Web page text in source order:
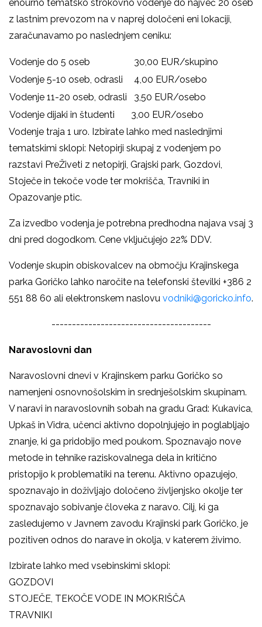
enourno tematsko strokovno vodenje do največ 20 oseb
z lastnim prevozom na v naprej določeni eni lokaciji,
zaračunavamo po naslednjem ceniku:
Vodenje do 5 oseb
30,00 EUR/skupino
Vodenje 5-10 oseb, odrasli
4,00 EUR/osebo
Vodenje 11-20 oseb, odrasli
3,50 EUR/osebo
Vodenje dijaki in študenti
3,00 EUR/osebo
Vodenje traja 1 uro. Izbirate lahko med naslednjimi
tematskimi sklopi: Netopirji skupaj z vodenjem po
razstavi PreŽiveti z netopirji, Grajski park, Gozdovi,
Stoječe in tekoče vode ter mokrišča, Travniki in
Opazovanje ptic.
Za izvedbo vodenja je potrebna predhodna najava vsaj 3
dni pred dogodkom. Cene vključujejo 22% DDV.
Vodenje skupin obiskovalcev na območju Krajinskega
parka Goričko lahko naročite na telefonski številki +386 2
551 88 60 ali elektronskem naslovu vodniki@goricko.info.
---------------------------------------
Naravoslovni dan
Naravoslovni dnevi v Krajinskem parku Goričko so
namenjeni osnovnošolskim in srednješolskim skupinam.
V naravi in naravoslovnih sobah na gradu Grad: Kukavica,
Upkaš in Vidra, učenci aktivno dopolnjujejo in poglabljajo
znanje, ki ga pridobijo med poukom. Spoznavajo nove
metode in tehnike raziskovalnega dela in kritično
pristopijo k problematiki na terenu. Aktivno opazujejo,
spoznavajo in doživljajo določeno življenjsko okolje ter
spoznavajo sobivanje človeka z naravo. Cilj, ki ga
zasledujemo v Javnem zavodu Krajinski park Goričko, je
pozitiven odnos do narave in okolja, v katerem živimo.
Izbirate lahko med vsebinskimi sklopi:
GOZDOVI
STOJEČE, TEKOČE VODE IN MOKRIŠČA
TRAVNIKI